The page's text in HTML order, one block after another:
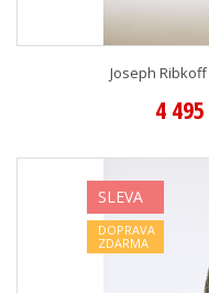
Joseph
4
SLEVA
DOPRAVA
ZDARMA